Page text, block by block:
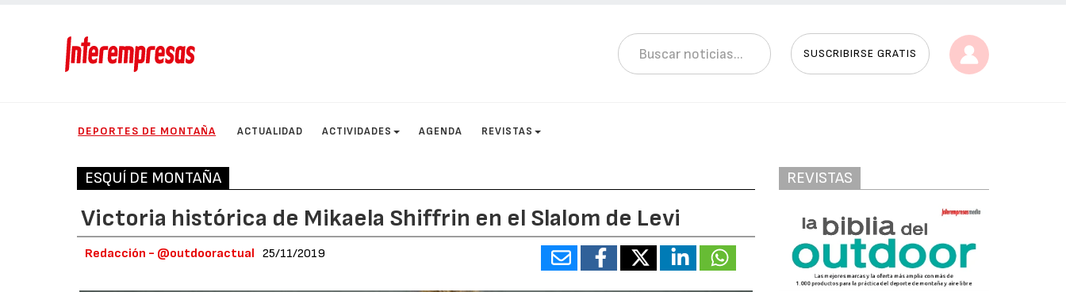
SUSCRIBIRSE GRATIS
DEPORTES DE MONTAÑA ACTUALIDAD ACTIVIDADES AGENDA REVISTAS
ESQUÍ DE MONTAÑA
Victoria histórica de Mikaela Shiffrin en el Slalom de Levi
Redacción - @outdooractual 25/11/2019
REVISTAS